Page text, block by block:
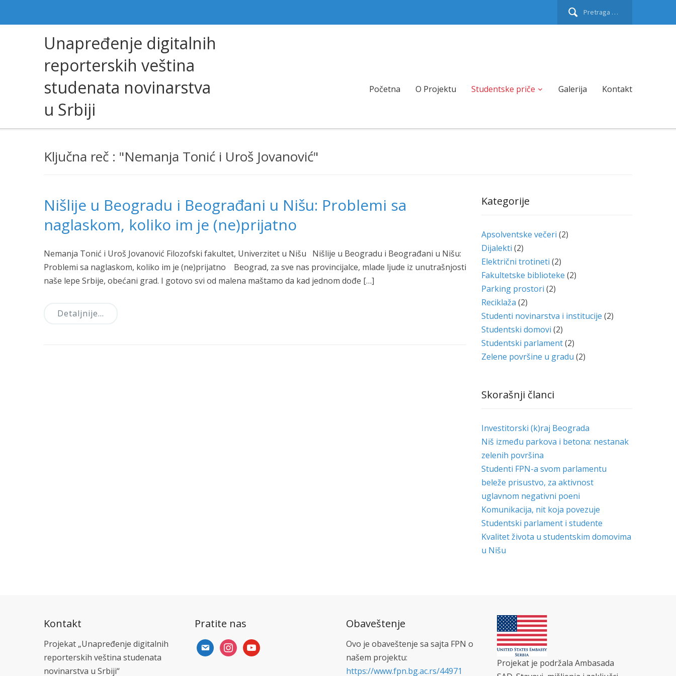
Pretraga
Unapređenje digitalnih
reporterskih veština
studenata novinarstva
u Srbiji
Početna O Projektu Studentske priče Galerija Kontakt
Ključna reč : "Nemanja Tonić i Uroš Jovanović"
Nišlije u Beogradu i Beograđani u Nišu: Problemi sa
naglaskom, koliko im je (ne)prijatno
Nemanja Tonić i Uroš Jovanović Filozofski fakultet, Univerzitet u Nišu Nišlije u Beogradu i Beograđani u Nišu:
Problemi sa naglaskom, koliko im je (ne)prijatno Beograd, za sve nas provincijalce, mlade ljude iz unutrašnjosti
naše lepe Srbije, obećani grad. I gotovo svi od malena maštamo da kad jednom dođe […]
Detaljnije…
Kategorije
Apsolventske večeri (2)
Dijalekti (2)
Električni trotineti (2)
Fakultetske biblioteke (2)
Parking prostori (2)
Reciklaža (2)
Studenti novinarstva i institucije (2)
Studentski domovi (2)
Studentski parlament(2)
Zelene površine u gradu (2)
Skorašnji članci
Investitorski (k)raj Beograda
Niš između parkova i betona: nestanak
zelenih površina
Studenti FPN-a svom parlamentu
beleže prisustvo, za aktivnost
uglavnom negativni poeni
Komunikacija, nit koja povezuje
Studentski parlament i studente
Kvalitet života u studentskim domovima
u Nišu
Kontakt
Projekat „Unapređenje digitalnih
reporterskih veština studenata
novinarstva u Srbiji“
Pratite nas
email instagram
youtube
Obaveštenje
Ovo je obaveštenje sa sajta FPN o
našem projektu:
https://www.fpn.bg.ac.rs/44971
Projekat je podržala Ambasada